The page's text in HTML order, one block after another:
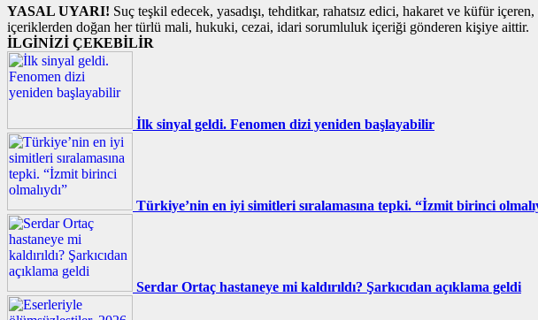
YASAL UYARI! Suç teşkil edecek, yasadışı, tehditkar, rahatsız edici, hakaret ve küfür
içeriklerden doğan her türlü mali, hukuki, cezai, idari sorumluluk içeriği gönderen kişiye aittir.
İLGİNİZİ ÇEKEBİLİR
İlk sinyal geldi. Fenomen dizi yeniden başlayabilir
Türkiye’nin en iyi simitleri sıralamasına tepki. “İzmit birinci
Serdar Ortaç hastaneye mi kaldırıldı? Şarkıcıdan açıklama geldi